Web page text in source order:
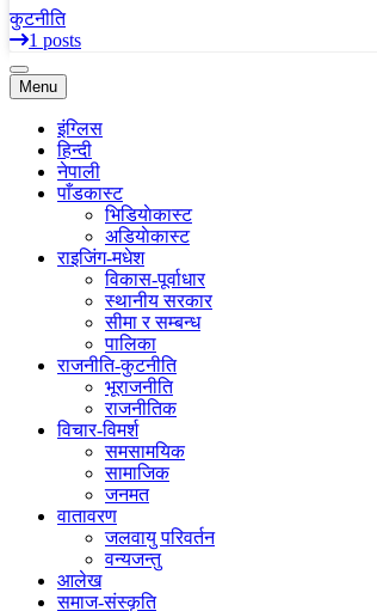
कुटनीति
1 posts
Menu
इंग्लिस
हिन्दी
नेपाली
पाँडकास्ट
भिडियाेकास्ट
अडियाेकास्ट
राइजिंग-मधेश
विकास-पूर्वाधार
स्थानीय सरकार
सीमा र सम्बन्ध
पालिका
राजनीति-कुटनीति
भूराजनीति
राजनीतिक
विचार-विमर्श
समसामयिक
सामाजिक
जनमत
वातावरण
जलवायु परिवर्तन
वन्यजन्तु
आलेख
समाज-संस्कृति